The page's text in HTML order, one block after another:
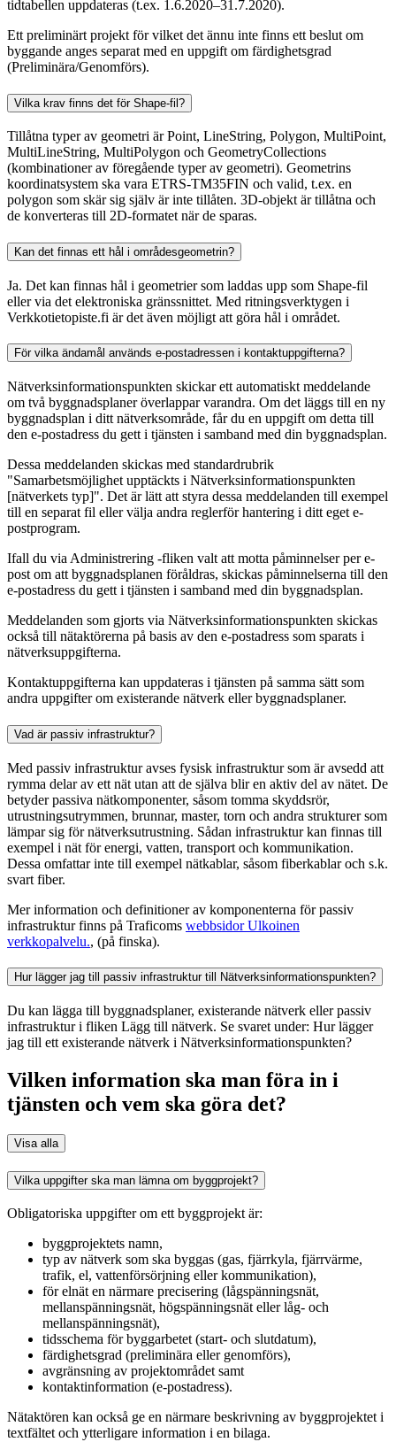
tidtabellen uppdateras (t.ex. 1.6.2020–31.7.2020).
Ett preliminärt projekt för vilket det ännu inte finns ett beslut om
byggande anges separat med en uppgift om färdighetsgrad
(Preliminära/Genomförs).
Vilka krav finns det för Shape-fil?
Tillåtna typer av geometri är Point, LineString, Polygon, MultiPoint,
MultiLineString, MultiPolygon och GeometryCollections
(kombinationer av föregående typer av geometri). Geometrins
koordinatsystem ska vara ETRS-TM35FIN och valid, t.ex. en
polygon som skär sig själv är inte tillåten. 3D-objekt är tillåtna och
de konverteras till 2D-formatet när de sparas.
Kan det finnas ett hål i områdesgeometrin?
Ja. Det kan finnas hål i geometrier som laddas upp som Shape-fil
eller via det elektroniska gränssnittet. Med ritningsverktygen i
Verkkotietopiste.fi är det även möjligt att göra hål i området.
För vilka ändamål används e-postadressen i kontaktuppgifterna?
Nätverksinformationspunkten skickar ett automatiskt meddelande
om två byggnadsplaner överlappar varandra. Om det läggs till en ny
byggnadsplan i ditt nätverksområde, får du en uppgift om detta till
den e-postadress du gett i tjänsten i samband med din byggnadsplan.
Dessa meddelanden skickas med standardrubrik
"Samarbetsmöjlighet upptäckts i Nätverksinformationspunkten
[nätverkets typ]". Det är lätt att styra dessa meddelanden till exempel
till en separat fil eller välja andra reglerför hantering i ditt eget e-
postprogram.
Ifall du via Administrering -fliken valt att motta påminnelser per e-
post om att byggnadsplanen föråldras, skickas påminnelserna till den
e-postadress du gett i tjänsten i samband med din byggnadsplan.
Meddelanden som gjorts via Nätverksinformationspunkten skickas
också till nätaktörerna på basis av den e-postadress som sparats i
nätverksuppgifterna.
Kontaktuppgifterna kan uppdateras i tjänsten på samma sätt som
andra uppgifter om existerande nätverk eller byggnadsplaner.
Vad är passiv infrastruktur?
Med passiv infrastruktur avses fysisk infrastruktur som är avsedd att
rymma delar av ett nät utan att de själva blir en aktiv del av nätet. De
betyder passiva nätkomponenter, såsom tomma skyddsrör,
utrustningsutrymmen, brunnar, master, torn och andra strukturer som
lämpar sig för nätverksutrustning. Sådan infrastruktur kan finnas till
exempel i nät för energi, vatten, transport och kommunikation.
Dessa omfattar inte till exempel nätkablar, såsom fiberkablar och s.k.
svart fiber.
Mer information och definitioner av komponenterna för passiv
infrastruktur finns på Traficoms webbsidor Ulkoinen
verkkopalvelu., (på finska).
Hur lägger jag till passiv infrastruktur till Nätverksinformationspunkten?
Du kan lägga till byggnadsplaner, existerande nätverk eller passiv
infrastruktur i fliken Lägg till nätverk. Se svaret under: Hur lägger
jag till ett existerande nätverk i Nätverksinformationspunkten?
Vilken information ska man föra in i
tjänsten och vem ska göra det?
Visa alla
Vilka uppgifter ska man lämna om byggprojekt?
Obligatoriska uppgifter om ett byggprojekt är:
byggprojektets namn,
typ av nätverk som ska byggas (gas, fjärrkyla, fjärrvärme,
trafik, el, vattenförsörjning eller kommunikation),
för elnät en närmare precisering (lågspänningsnät,
mellanspänningsnät, högspänningsnät eller låg- och
mellanspänningsnät),
tidsschema för byggarbetet (start- och slutdatum),
färdighetsgrad (preliminära eller genomförs),
avgränsning av projektområdet samt
kontaktinformation (e-postadress).
Nätaktören kan också ge en närmare beskrivning av byggprojektet i
textfältet och ytterligare information i en bilaga.